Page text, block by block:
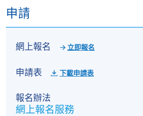
申請
網上報名 立即報名
申請表 下載申請表
報名辦法
網上報名服務